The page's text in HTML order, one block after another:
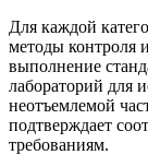
Для каждой
методы контроля
выполнение
лабораторий для
неотъемлемой
подтверждает
требованиям.